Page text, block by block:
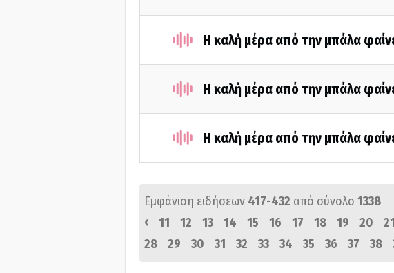
Η καλή μέρα από την μπάλα
Η καλή μέρα από την μπάλα
Η καλή μέρα από την μπάλα
Εμφάνιση ειδήσεων 417-432 από σύνολο 1338
‹
11 12 13 14 15 16 17 18 19 20 21
28
29 30 31 32 33 34 35 36 37 38